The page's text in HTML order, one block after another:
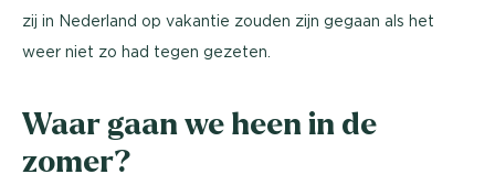
zij in Nederland op vakantie zouden zijn gegaan als het
weer niet zo had tegen gezeten.
Waar gaan we heen in de
zomer?